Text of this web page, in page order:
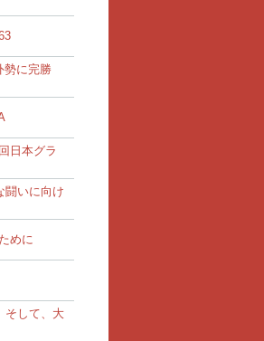
勢に完勝
日本グラ
闘いに向け
めに
そして、大